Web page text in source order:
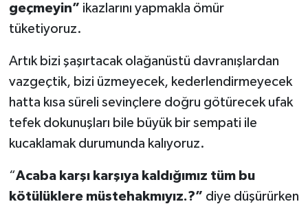
geçmeyin” ikazlarını yapmakla ömür
tüketiyoruz.
Artık bizi şaşırtacak olağanüstü davranışlardan
vazgeçtik, bizi üzmeyecek, kederlendirmeyecek
hatta kısa süreli sevinçlere doğru götürecek ufak
tefek dokunuşları bile büyük bir sempati ile
kucaklamak durumunda kalıyoruz.
“Acaba karşı karşıya kaldığımız tüm bu
kötülüklere müstehakmıyız.?” diye düşürürken